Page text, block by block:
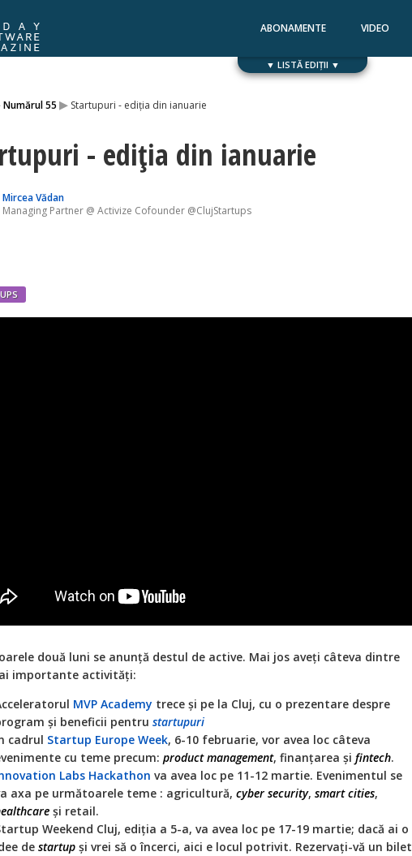
ABONAMENTE VIDEO
▼ LISTĂ EDIȚII ▼
Numărul 55 ▸ Startupuri - ediția din ianuarie
- ediția din ianuarie
Mircea Vădan
Managing Partner @ Activize Cofounder @ClujStartups
două luni se anunță destul de active. Mai jos aveți câteva dintre
importante activități:
MVP Academy trece și pe la Cluj, cu o prezentare despre
și beneficii pentru startupuri
cadrul Startup Europe Week, 6-10 februarie, vor avea loc câteva
cu teme precum: product management, finanțarea și fintech.
Labs Hackathon va avea loc pe 11-12 martie. Evenimentul se
axa pe următoarele teme : agricultură, cyber security, smart cities,
și retail.
Weekend Cluj, ediția a 5-a, va avea loc pe 17-19 martie; dacă ai o
de startup și vrei să o încerci, aici e locul potrivit. Rezervați-vă un bilet